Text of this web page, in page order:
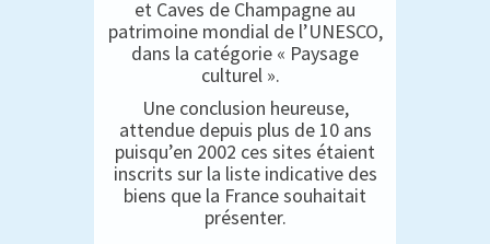
et Caves de Champagne au
patrimoine mondial de l’UNESCO,
dans la catégorie « Paysage
culturel ».
Une conclusion heureuse,
attendue depuis plus de 10 ans
puisqu’en 2002 ces sites étaient
inscrits sur la liste indicative des
biens que la France souhaitait
présenter.